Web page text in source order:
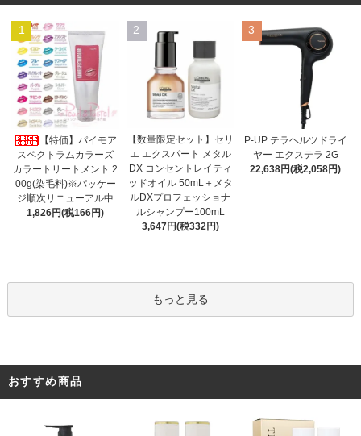
1
【特価】パイモア
スペクトラムカラーズ
カラートリートメント 2
00g(染毛料)※パッケー
ジ順次リニューアル中
1,826円(税166円)
2
【数量限定セット】セリ
エ エクスパート メタル
DX コンセントレイティ
ッドオイル 50mL＋メタ
ルDXプロフェッショナ
ルシャンプー100mL
3,647円(税332円)
3
P-UP テラヘルツドライ
ヤー エクステラ 2G
22,638円(税2,058円)
もっと見る
おすすめ商品